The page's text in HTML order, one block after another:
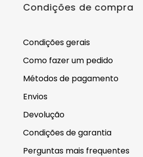
Condições de compra
Condições gerais
Como fazer um pedido
Métodos de pagamento
Envios
Devolução
Condições de garantia
Perguntas mais frequentes